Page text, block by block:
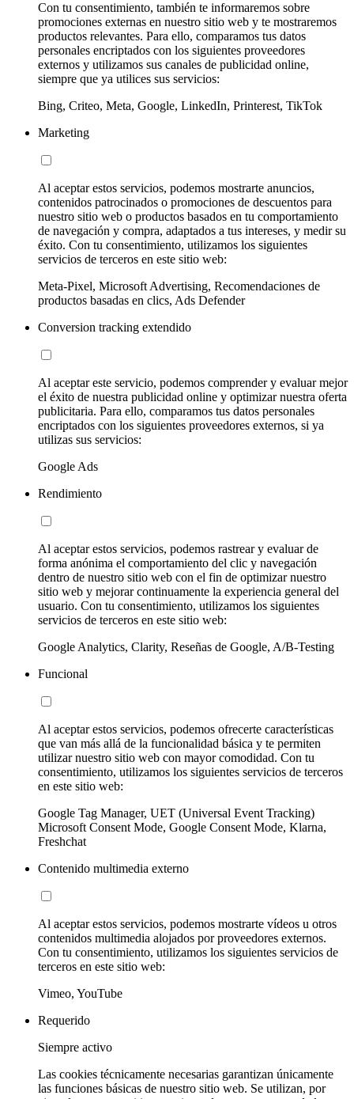
Con tu consentimiento, también te informaremos sobre
promociones externas en nuestro sitio web y te mostraremos
productos relevantes. Para ello, comparamos tus datos
personales encriptados con los siguientes proveedores
externos y utilizamos sus canales de publicidad online,
siempre que ya utilices sus servicios:
Bing, Criteo, Meta, Google, LinkedIn, Printerest, TikTok
Marketing
Al aceptar estos servicios, podemos mostrarte anuncios,
contenidos patrocinados o promociones de descuentos para
nuestro sitio web o productos basados en tu comportamiento
de navegación y compra, adaptados a tus intereses, y medir su
éxito. Con tu consentimiento, utilizamos los siguientes
servicios de terceros en este sitio web:
Meta-Pixel, Microsoft Advertising, Recomendaciones de
productos basadas en clics, Ads Defender
Conversion tracking extendido
Al aceptar este servicio, podemos comprender y evaluar mejor
el éxito de nuestra publicidad online y optimizar nuestra oferta
publicitaria. Para ello, comparamos tus datos personales
encriptados con los siguientes proveedores externos, si ya
utilizas sus servicios:
Google Ads
Rendimiento
Al aceptar estos servicios, podemos rastrear y evaluar de
forma anónima el comportamiento del clic y navegación
dentro de nuestro sitio web con el fin de optimizar nuestro
sitio web y mejorar continuamente la experiencia general del
usuario. Con tu consentimiento, utilizamos los siguientes
servicios de terceros en este sitio web:
Google Analytics, Clarity, Reseñas de Google, A/B-Testing
Funcional
Al aceptar estos servicios, podemos ofrecerte características
que van más allá de la funcionalidad básica y te permiten
utilizar nuestro sitio web con mayor comodidad. Con tu
consentimiento, utilizamos los siguientes servicios de terceros
en este sitio web:
Google Tag Manager, UET (Universal Event Tracking)
Microsoft Consent Mode, Google Consent Mode, Klarna,
Freshchat
Contenido multimedia externo
Al aceptar estos servicios, podemos mostrarte vídeos u otros
contenidos multimedia alojados por proveedores externos.
Con tu consentimiento, utilizamos los siguientes servicios de
terceros en este sitio web:
Vimeo, YouTube
Requerido
Siempre activo
Las cookies técnicamente necesarias garantizan únicamente
las funciones básicas de nuestro sitio web. Se utilizan, por